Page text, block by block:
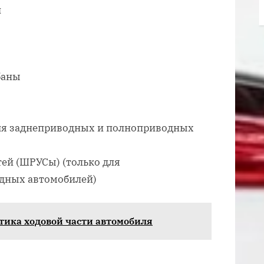
заднеприводных и полноприводных
(ШРУСы) (только для
автомобилей)
ходовой части автомобиля